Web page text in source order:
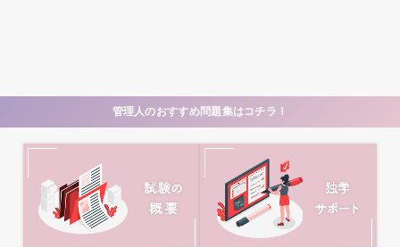
管理人のおすすめ問題集はコチラ！